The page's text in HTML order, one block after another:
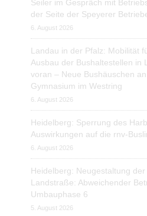
Seiler im Gespräch mit
der Seite der Speyerer
6. August 2026
Landau in der Pfalz: Mobilität
Ausbau der Bushaltestellen in
voran – Neue Bushäuschen
Gymnasium im Westring
6. August 2026
Heidelberg: Sperrung des
Auswirkungen auf die rnv-
6. August 2026
Heidelberg: Neugestaltung
Landstraße: Abweichender
Umbauphase 6
5. August 2026